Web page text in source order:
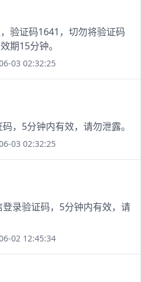
验证码1641，切勿将验证码
期15分钟。
03 02:32:25
，5分钟内有效，请勿泄露。
03 02:32:25
登录验证码，5分钟内有效，请
02 12:45:34